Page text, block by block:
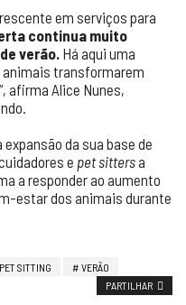
em serviços para
continua muito
verão. Há aqui uma
animais transformarem
afirma Alice Nunes,
da sua base de
e pet sittersa
a responder ao aumento
estar dos animais durante
PET SITTING
VERÃO
PARTILHAR